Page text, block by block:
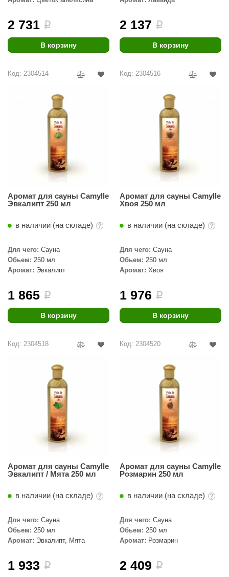
2 731 i
В корзину
2 137 i
В корзину
Код: 2304514
Аромат для сауны Camylle
Эвкалипт 250 мл
в наличии (на складе)
Для чего: Сауна
Обьем: 250 мл
Аромат: Эвкалипт
1 865 i
В корзину
Код: 2304516
Аромат для сауны Camylle
Хвоя 250 мл
в наличии (на складе)
Для чего: Сауна
Обьем: 250 мл
Аромат: Хвоя
1 976 i
В корзину
Код: 2304518
Аромат для сауны Camylle
Эвкалипт / Мята 250 мл
в наличии (на складе)
Для чего: Сауна
Обьем: 250 мл
Аромат: Эвкалипт, Мята
1 933 i
Код: 2304520
Аромат для сауны Camylle
Розмарин 250 мл
в наличии (на складе)
Для чего: Сауна
Обьем: 250 мл
Аромат: Розмарин
2 409 i